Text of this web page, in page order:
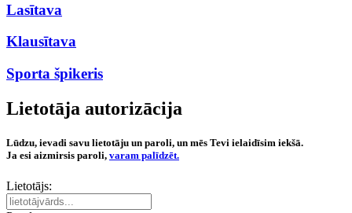
Lasītava
Klausītava
Sporta špikeris
Lietotāja autorizācija
Lūdzu, ievadi savu lietotāju un paroli, un mēs Tevi ielaidīsim iekšā.
Ja esi aizmirsis paroli, varam palīdzēt.
Lietotājs: